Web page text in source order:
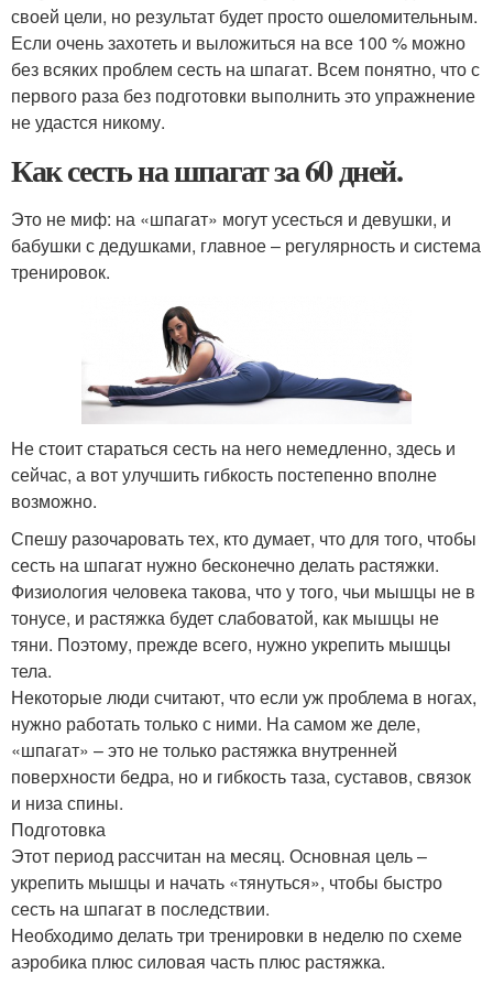
своей цели, но результат будет просто ошеломительным.
Если очень захотеть и выложиться на все 100 % можно
без всяких проблем сесть на шпагат. Всем понятно, что с
первого раза без подготовки выполнить это упражнение
не удастся никому.
Как сесть на шпагат за 60 дней.
Это не миф: на «шпагат» могут усесться и девушки, и
бабушки с дедушками, главное – регулярность и система
тренировок.
Не стоит стараться сесть на него немедленно, здесь и
сейчас, а вот улучшить гибкость постепенно вполне
возможно.
Спешу разочаровать тех, кто думает, что для того, чтобы
сесть на шпагат нужно бесконечно делать растяжки.
Физиология человека такова, что у того, чьи мышцы не в
тонусе, и растяжка будет слабоватой, как мышцы не
тяни. Поэтому, прежде всего, нужно укрепить мышцы
тела.
Некоторые люди считают, что если уж проблема в ногах,
нужно работать только с ними. На самом же деле,
«шпагат» – это не только растяжка внутренней
поверхности бедра, но и гибкость таза, суставов, связок
и низа спины.
Подготовка
Этот период рассчитан на месяц. Основная цель –
укрепить мышцы и начать «тянуться», чтобы быстро
сесть на шпагат в последствии.
Необходимо делать три тренировки в неделю по схеме
аэробика плюс силовая часть плюс растяжка.